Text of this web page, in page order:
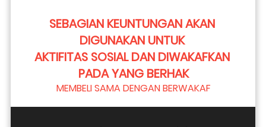
SEBAGIAN KEUNTUNGAN AKAN
DIGUNAKAN UNTUK
AKTIFITAS SOSIAL DAN DIWAKAFKAN
PADA YANG BERHAK
MEMBELI SAMA DENGAN BERWAKAF